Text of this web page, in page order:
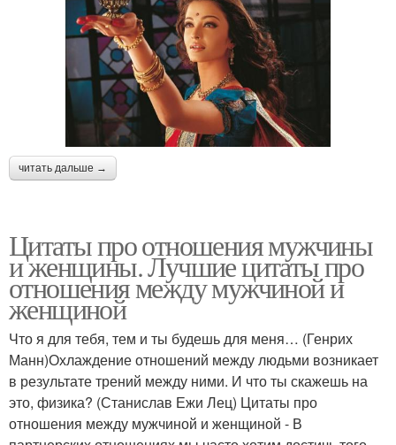
читать дальше →
Цитаты про отношения мужчины
и женщины. Лучшие цитаты про
отношения между мужчиной и
женщиной
Что я для тебя, тем и ты будешь для меня… (Генрих
Манн)Охлаждение отношений между людьми возникает
в результате трений между ними. И что ты скажешь на
это, физика? (Станислав Ежи Лец) Цитаты про
отношения между мужчиной и женщиной - В